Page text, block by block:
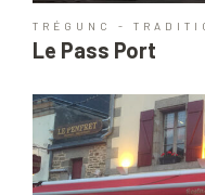
TRÉGUNC -
Le Pass Port